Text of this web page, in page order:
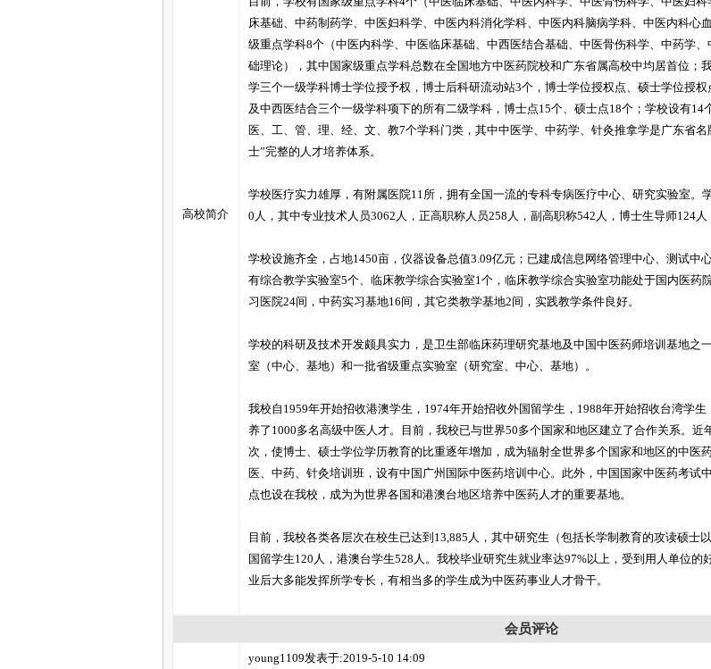
高校简介
床基础、中药制药学、中医妇科学、中医内科消化学科、中医内科脑病学科、中医内科心
级重点学科8个（中医内科学、中医临床基础、中西医结合基础、中医骨伤科学、中药学
础理论），其中国家级重点学科总数在全国地方中医药院校和广东省属高校中均居首位；
学三个一级学科博士学位授予权，博士后科研流动站3个，博士学位授权点、硕士学位授
及中西医结合三个一级学科项下的所有二级学科，博士点15个、硕士点18个；学校设有14
医、工、管、理、经、文、教7个学科门类，其中中医学、中药学、针灸推拿学是广东省
士”完整的人才培养体系。
学校医疗实力雄厚，有附属医院11所，拥有全国一流的专科专病医疗中心、研究实验室。
0人，其中专业技术人员3062人，正高职称人员258人，副高职称542人，博士生导师124人
学校设施齐全，占地1450亩，仪器设备总值3.09亿元；已建成信息网络管理中心、测试中
有综合教学实验室5个、临床教学综合实验室1个，临床教学综合实验室功能处于国内医药
习医院24间，中药实习基地16间，其它类教学基地2间，实践教学条件良好。
学校的科研及技术开发颇具实力，是卫生部临床药理研究基地及中国中医药师培训基地之
室（中心、基地）和一批省级重点实验室（研究室、中心、基地）。
我校自1959年开始招收港澳学生，1974年开始招收外国留学生，1988年开始招收台湾学
养了1000多名高级中医人才。目前，我校已与世界50多个国家和地区建立了合作关系。近
次，使博士、硕士学位学历教育的比重逐年增加，成为辐射全世界多个国家和地区的中医
医、中药、针灸培训班，设有中国广州国际中医药培训中心。此外，中国国家中医药考试
点也设在我校，成为为世界各国和港澳台地区培养中医药人才的重要基地。
目前，我校各类各层次在校生已达到13,885人，其中研究生（包括长学制教育的攻读硕士
国留学生120人，港澳台学生528人。我校毕业研究生就业率达97%以上，受到用人单位的
业后大多能发挥所学专长，有相当多的学生成为中医药事业人才骨干。
会员评论
young1109发表于:2019-5-10 14:09